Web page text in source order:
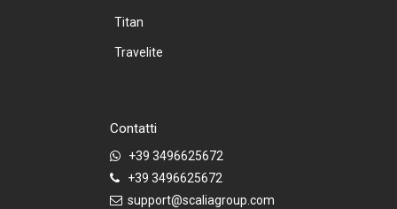
Titan
Travelite
Contatti
+39 3496625672
+39 3496625672
support@scaliagroup.com